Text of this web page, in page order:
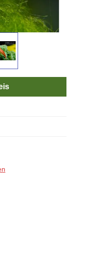
von 5 Sternen